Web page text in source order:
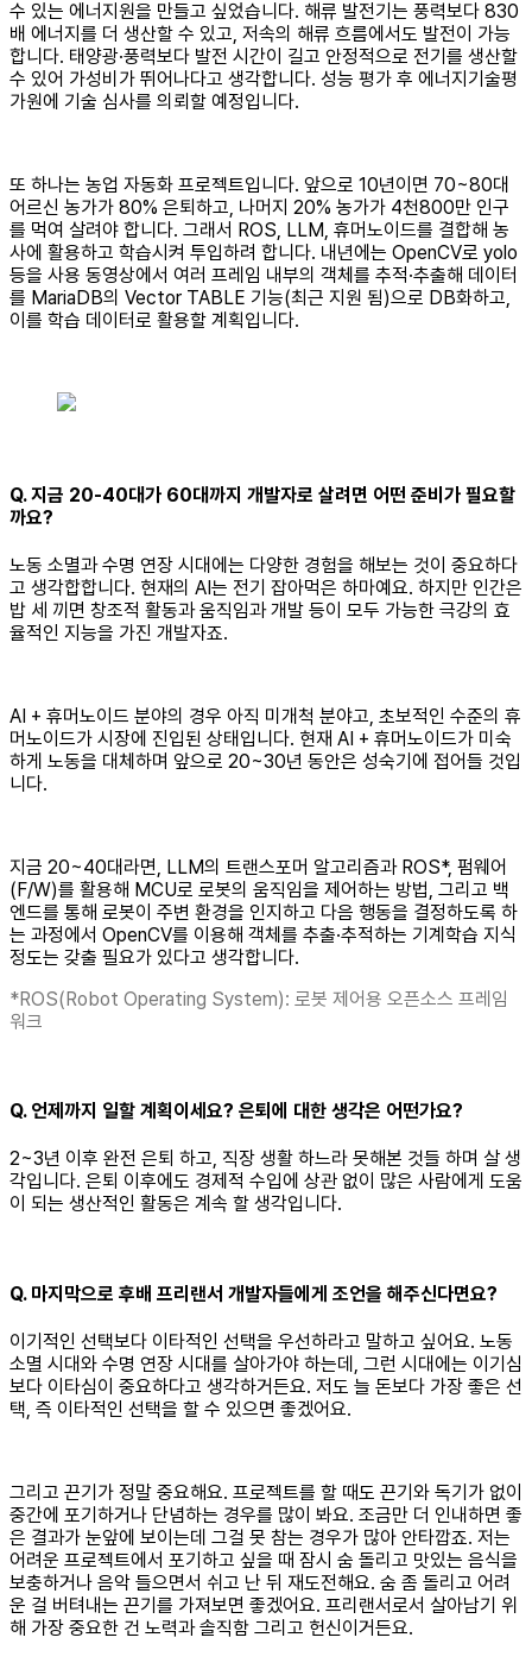
수 있는 에너지원을 만들고 싶었습니다. 해류 발전기는 풍력보다 830
배 에너지를 더 생산할 수 있고, 저속의 해류 흐름에서도 발전이 가능
합니다. 태양광·풍력보다 발전 시간이 길고 안정적으로 전기를 생산할
수 있어 가성비가 뛰어나다고 생각합니다. 성능 평가 후 에너지기술평
가원에 기술 심사를 의뢰할 예정입니다.
또 하나는 농업 자동화 프로젝트입니다. 앞으로 10년이면 70~80대
어르신 농가가 80% 은퇴하고, 나머지 20% 농가가 4천800만 인구
를 먹여 살려야 합니다. 그래서 ROS, LLM, 휴머노이드를 결합해 농
사에 활용하고 학습시켜 투입하려 합니다. 내년에는 OpenCV로 yolo
등을 사용 동영상에서 여러 프레임 내부의 객체를 추적·추출해 데이터
를 MariaDB의 Vector TABLE 기능(최근 지원 됨)으로 DB화하고,
이를 학습 데이터로 활용할 계획입니다.
Q. 지금 20-40대가 60대까지 개발자로 살려면 어떤 준비가 필요할
까요?
노동 소멸과 수명 연장 시대에는 다양한 경험을 해보는 것이 중요하다
고 생각합합니다. 현재의 AI는 전기 잡아먹은 하마예요. 하지만 인간은
밥 세 끼면 창조적 활동과 움직임과 개발 등이 모두 가능한 극강의 효
율적인 지능을 가진 개발자죠.
AI + 휴머노이드 분야의 경우 아직 미개척 분야고, 초보적인 수준의 휴
머노이드가 시장에 진입된 상태입니다. 현재 AI + 휴머노이드가 미숙
하게 노동을 대체하며 앞으로 20~30년 동안은 성숙기에 접어들 것입
니다.
지금 20~40대라면, LLM의 트랜스포머 알고리즘과 ROS*, 펌웨어
(F/W)를 활용해 MCU로 로봇의 움직임을 제어하는 방법, 그리고 백
엔드를 통해 로봇이 주변 환경을 인지하고 다음 행동을 결정하도록 하
는 과정에서 OpenCV를 이용해 객체를 추출·추적하는 기계학습 지식
정도는 갖출 필요가 있다고 생각합니다.
*ROS(Robot Operating System): 로봇 제어용 오픈소스 프레임
워크
Q. 언제까지 일할 계획이세요? 은퇴에 대한 생각은 어떤가요?
2~3년 이후 완전 은퇴 하고, 직장 생활 하느라 못해본 것들 하며 살 생
각입니다. 은퇴 이후에도 경제적 수입에 상관 없이 많은 사람에게 도움
이 되는 생산적인 활동은 계속 할 생각입니다.
Q. 마지막으로 후배 프리랜서 개발자들에게 조언을 해주신다면요?
이기적인 선택보다 이타적인 선택을 우선하라고 말하고 싶어요. 노동
소멸 시대와 수명 연장 시대를 살아가야 하는데, 그런 시대에는 이기심
보다 이타심이 중요하다고 생각하거든요. 저도 늘 돈보다 가장 좋은 선
택, 즉 이타적인 선택을 할 수 있으면 좋겠어요.
그리고 끈기가 정말 중요해요. 프로젝트를 할 때도 끈기와 독기가 없이
중간에 포기하거나 단념하는 경우를 많이 봐요. 조금만 더 인내하면 좋
은 결과가 눈앞에 보이는데 그걸 못 참는 경우가 많아 안타깝죠. 저는
어려운 프로젝트에서 포기하고 싶을 때 잠시 숨 돌리고 맛있는 음식을
보충하거나 음악 들으면서 쉬고 난 뒤 재도전해요. 숨 좀 돌리고 어려
운 걸 버텨내는 끈기를 가져보면 좋겠어요. 프리랜서로서 살아남기 위
해 가장 중요한 건 노력과 솔직함 그리고 헌신이거든요.